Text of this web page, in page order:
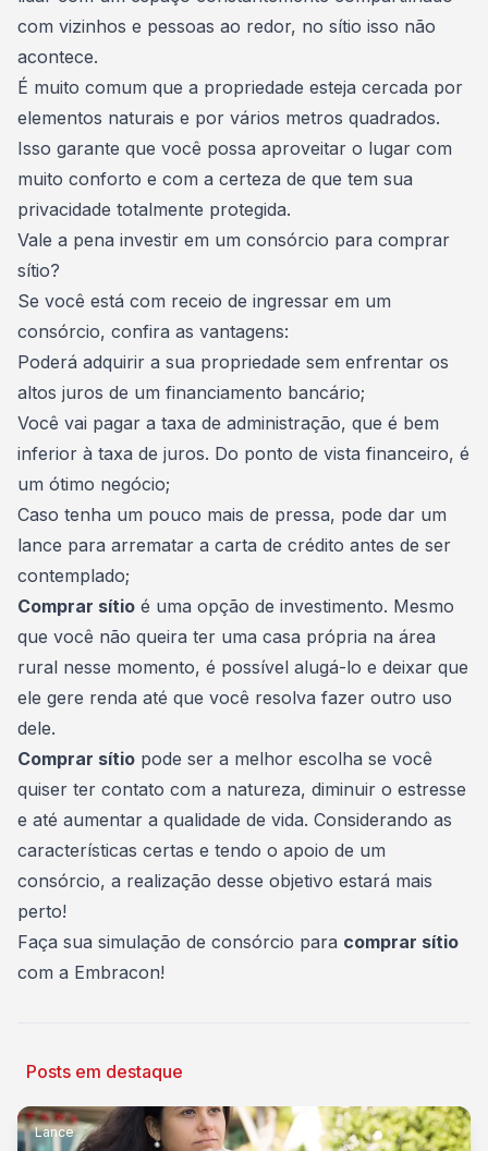
com vizinhos e pessoas ao redor, no sítio isso não
acontece.
É muito comum que a propriedade esteja cercada por
elementos naturais e por vários metros quadrados.
Isso garante que você possa aproveitar o lugar com
muito conforto e com a certeza de que tem sua
privacidade totalmente protegida.
Vale a pena investir em um consórcio para comprar
sítio?
Se você está com receio de ingressar em um
consórcio, confira as vantagens:
Poderá adquirir a sua propriedade sem enfrentar os
altos juros de um financiamento bancário;
Você vai pagar a taxa de administração, que é bem
inferior à taxa de juros. Do ponto de vista financeiro, é
um ótimo negócio;
Caso tenha um pouco mais de pressa, pode dar um
lance para arrematar a carta de crédito antes de ser
contemplado;
Comprar sítio é uma opção de investimento. Mesmo
que você não queira ter uma casa própria na área
rural nesse momento, é possível alugá-lo e deixar que
ele gere renda até que você resolva fazer outro uso
dele.
Comprar sítio pode ser a melhor escolha se você
quiser ter contato com a natureza, diminuir o estresse
e até aumentar a qualidade de vida. Considerando as
características certas e tendo o apoio de um
consórcio, a realização desse objetivo estará mais
perto!
Faça sua simulação de consórcio para comprar sítio
com a Embracon!
Posts em destaque
Lance